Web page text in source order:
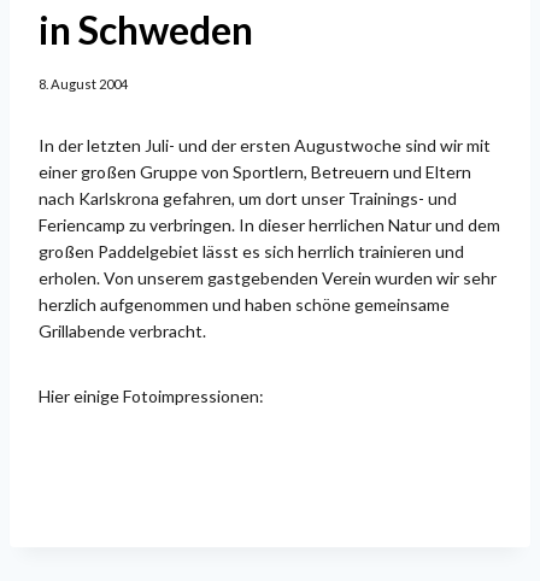
in Schweden
8. August 2004
In der letzten Juli- und der ersten Augustwoche sind wir mit
einer großen Gruppe von Sportlern, Betreuern und Eltern
nach Karlskrona gefahren, um dort unser Trainings- und
Feriencamp zu verbringen. In dieser herrlichen Natur und dem
großen Paddelgebiet lässt es sich herrlich trainieren und
erholen. Von unserem gastgebenden Verein wurden wir sehr
herzlich aufgenommen und haben schöne gemeinsame
Grillabende verbracht.
Hier einige Fotoimpressionen: